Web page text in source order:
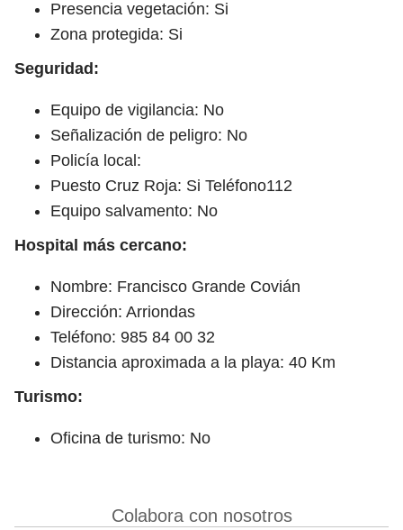
Presencia vegetación: Si
Zona protegida: Si
Seguridad:
Equipo de vigilancia: No
Señalización de peligro: No
Policía local:
Puesto Cruz Roja: Si Teléfono112
Equipo salvamento: No
Hospital más cercano:
Nombre: Francisco Grande Covián
Dirección: Arriondas
Teléfono: 985 84 00 32
Distancia aproximada a la playa: 40 Km
Turismo:
Oficina de turismo: No
Colabora con nosotros